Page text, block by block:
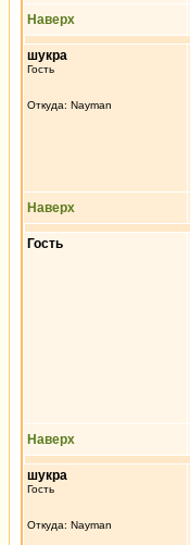
Наверх
шукра
Гость
Откуда: Nayman
Наверх
Гость
Наверх
шукра
Гость
Откуда: Nayman